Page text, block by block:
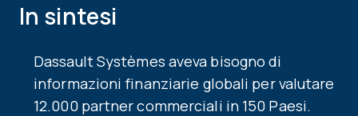
In sintesi
Dassault Systèmes aveva bisogno di
informazioni finanziarie globali per valutare
12.000 partner commerciali in 150 Paesi.